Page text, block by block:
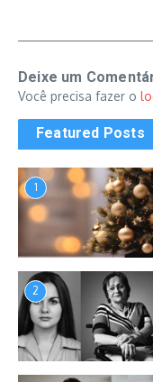
Deixe um
Você precisa fazer o
Featured Posts
1
2